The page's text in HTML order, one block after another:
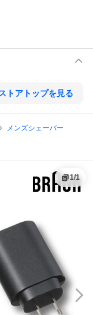
ストアトップを見る
メンズシェーバー
1/1